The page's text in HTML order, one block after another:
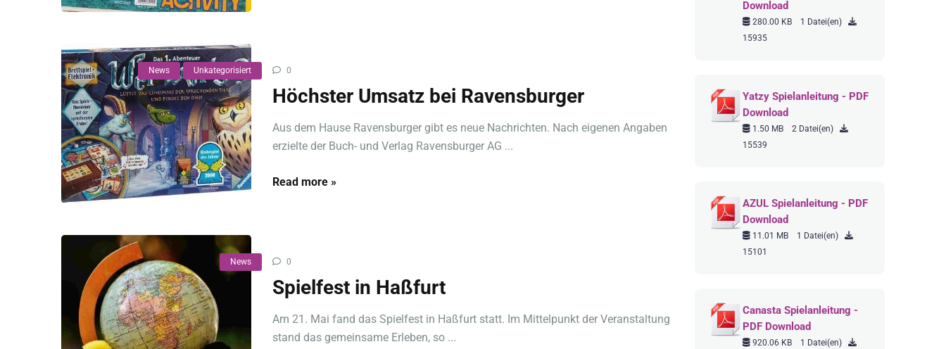
News Unkategorisiert 0
Höchster Umsatz bei Ravensburger
Aus dem Hause Ravensburger gibt es neue Nachrichten. Nach eigenen Angaben
erzielte der Buch- und Verlag Ravensburger AG ...
Read more »
News 0
Spielfest in Haßfurt
Am 21. Mai fand das Spielfest in Haßfurt statt. Im Mittelpunkt der Veranstaltung
stand das gemeinsame Erleben, so ...
Download
280.00 KB
1 Datei(en)
15935
Yatzy Spielanleitung - PDF
Download
1.50 MB
2 Datei(en)
15539
AZUL Spielanleitung - PDF
Download
11.01 MB
1 Datei(en)
15101
Canasta Spielanleitung -
PDF Download
920.06 KB
1 Datei(en)